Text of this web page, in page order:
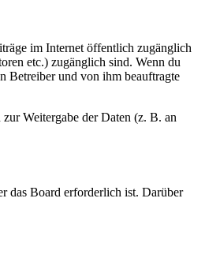
im Internet öffentlich zugänglich
etc.) zugänglich sind. Wenn du
Betreiber und von ihm beauftragte
Weitergabe der Daten (z. B. an
das Board erforderlich ist. Darüber